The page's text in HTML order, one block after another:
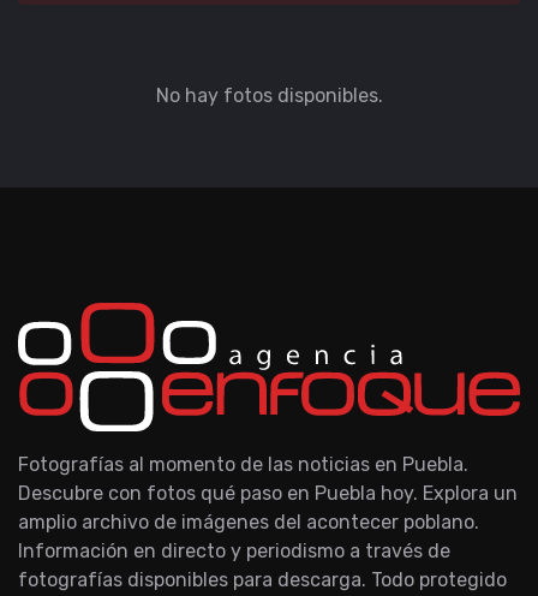
No hay fotos disponibles.
Fotografías al momento de las noticias en Puebla.
Descubre con fotos qué paso en Puebla hoy. Explora un
amplio archivo de imágenes del acontecer poblano.
Información en directo y periodismo a través de
fotografías disponibles para descarga. Todo protegido